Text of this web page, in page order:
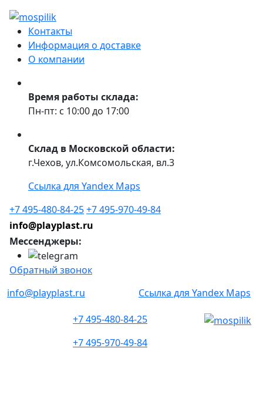
Контакты
Информация о доставке
О компании
Время работы склада:
Пн-пт: с 10:00 до 17:00
Склад в Московской области:
г.Чехов, ул.Комсомольская, вл.3
Ссылка для Yandex Maps
+7 495-480-84-25+7 495-970-49-84
info@playplast.ru
Мессенджеры:
Обратный звонок
info@playplast.ru
Ссылка для Yandex Maps
+7 495-480-84-25
+7 495-970-49-84